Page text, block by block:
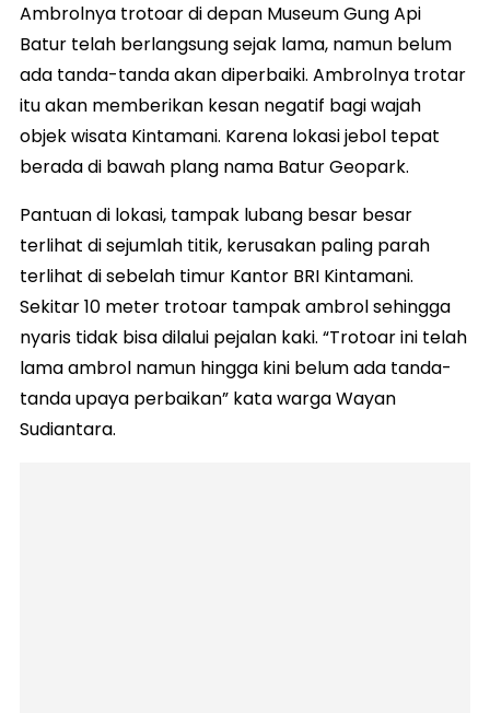
Ambrolnya trotoar di depan Museum Gung Api
Batur telah berlangsung sejak lama, namun belum
ada tanda-tanda akan diperbaiki. Ambrolnya trotar
itu akan memberikan kesan negatif bagi wajah
objek wisata Kintamani. Karena lokasi jebol tepat
berada di bawah plang nama Batur Geopark.
Pantuan di lokasi, tampak lubang besar besar
terlihat di sejumlah titik, kerusakan paling parah
terlihat di sebelah timur Kantor BRI Kintamani.
Sekitar 10 meter trotoar tampak ambrol sehingga
nyaris tidak bisa dilalui pejalan kaki. “Trotoar ini telah
lama ambrol namun hingga kini belum ada tanda-
tanda upaya perbaikan” kata warga Wayan
Sudiantara.